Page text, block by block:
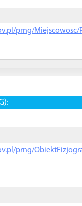
prng/Miejscowosc/
prng/